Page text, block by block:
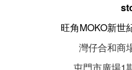
旺角MOKO新世
灣仔合和商